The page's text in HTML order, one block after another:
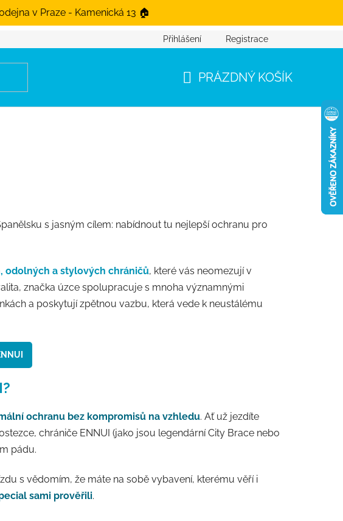
v Praze - Kamenická 13 🏠
Přihlášení Registrace
PRÁZDNÝ KOŠÍK
s jasným cílem: nabídnout tu nejlepší ochranu pro
odolných a stylových chráničů, které vás neomezují v
značka úzce spolupracuje s mnoha významnými
a poskytují zpětnou vazbu, která vede k neustálému
ochranu bez kompromisů na vzhledu. Ať už jezdíte
chrániče ENNUI (jako jsou legendární City Brace nebo
pádu.
s vědomím, že máte na sobě vybavení, kterému věří i
sami prověřili.